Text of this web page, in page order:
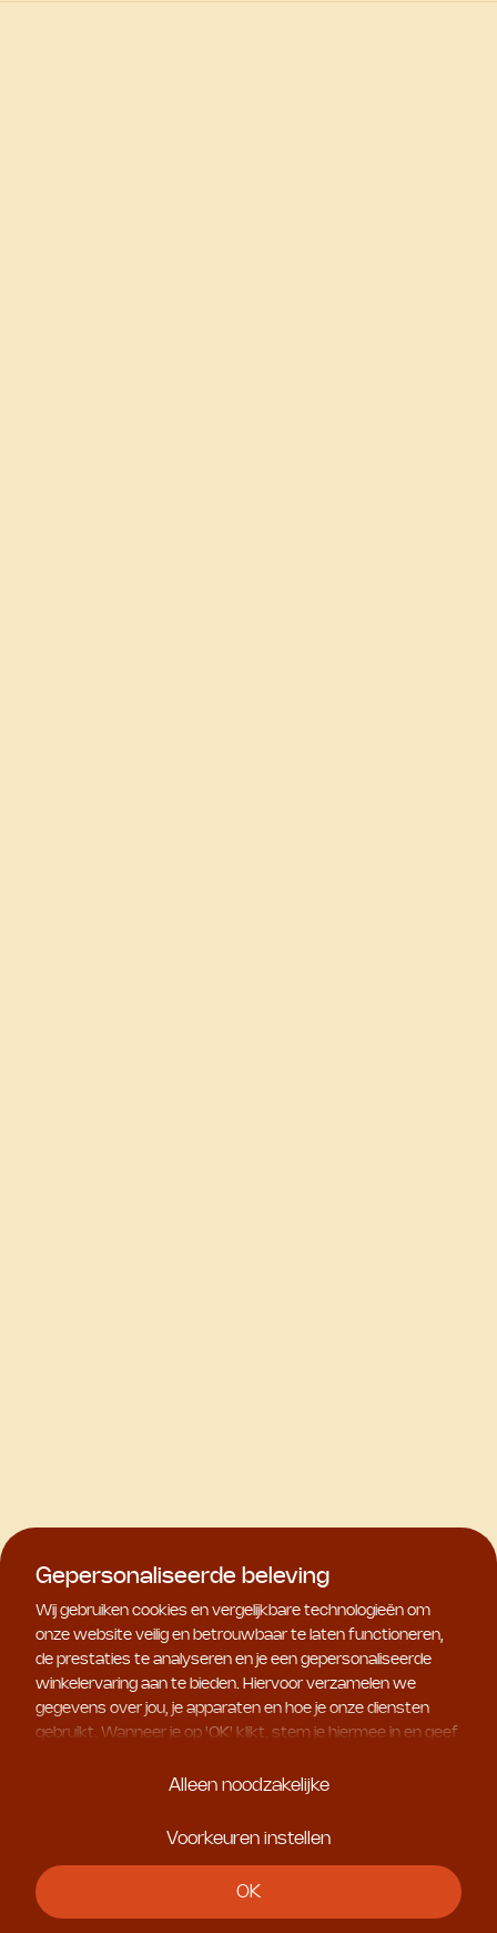
Gepersonaliseerde beleving
Wij gebruiken cookies en vergelijkbare technologieën om
onze website veilig en betrouwbaar te laten functioneren,
de prestaties te analyseren en je een gepersonaliseerde
winkelervaring aan te bieden. Hiervoor verzamelen we
gegevens over jou, je apparaten en hoe je onze diensten
gebruikt. Wanneer je op 'OK' klikt, stem je hiermee in en geef
met geselecteerde partners, bijvoorbeeld voor
plaatsen we uitsluitend essentiële cookies. Meer informatie
kunt je keuze op ieder moment aanpassen.
Alleen noodzakelijke
Voorkeuren instellen
OK